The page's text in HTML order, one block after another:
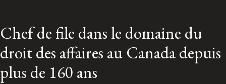
Chef de file dans le domaine du
droit des affaires au Canada depuis
plus de 160 ans